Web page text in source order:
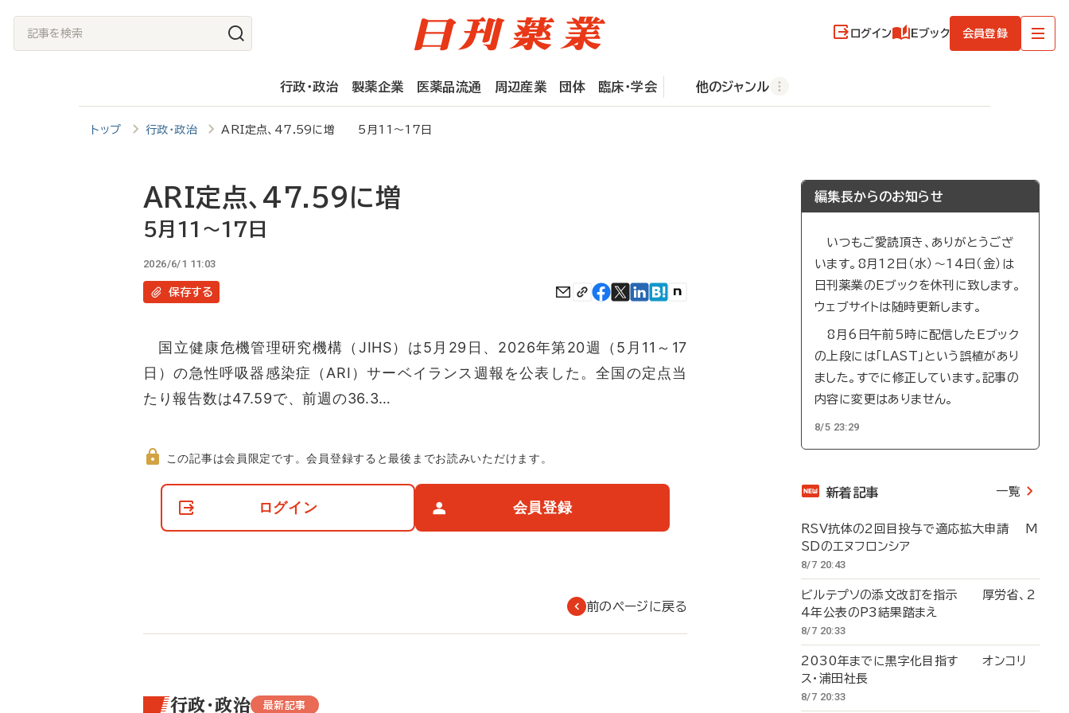
記
事
ログイン Eブック 会員登録
行政・政治 製薬企業 医薬品流通 周辺産業 団体 臨床・学会 他のジャンル
トップ 行政・政治 ARI定点、47.59に増 5月11～17日
ARI定点、47.59に増
5月11～17日
2026/6/1 11:03
保存する
国立健康危機管理研究機構（JIHS）は5月29日、2026年第20週（5月11～17
日）の急性呼吸器感染症（ARI）サーベイランス週報を公表した。全国の定点当
たり報告数は47.59で、前週の36.3…
て
この記事は会員限定です。会員登録すると最後までお読みいただけます。
ログイン 会員登録
前のページに戻る
行政・政治 最新記事
編集長からのお知らせ
いつもご愛読頂き、ありがとうござ
います。8月12日（水）～14日（金）は
日刊薬業のEブックを休刊に致します。
ウェブサイトは随時更新します。
8月6日午前5時に配信したEブック
の上段には「LAST」という誤植があり
ました。すでに修正しています。記事の
内容に変更はありません。
8/5 23:29
新着記事 一覧
RSV抗体の2回目投与で適応拡大申請 M
SDのエヌフロンシア
8/7 20:43
ビルテプソの添文改訂を指示 厚労省、2
4年公表のP3結果踏まえ
8/7 20:33
2030年までに黒字化目指す オンコリ
ス・浦田社長
8/7 20:33